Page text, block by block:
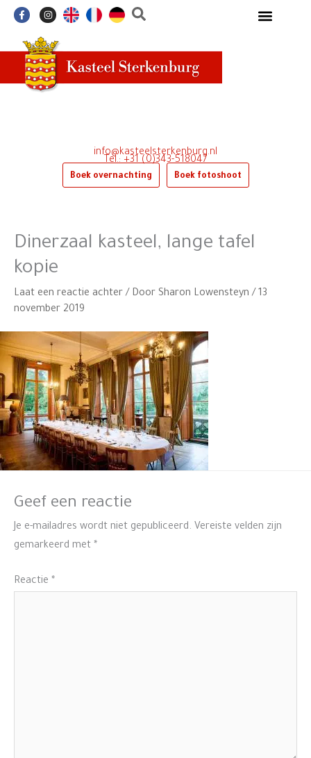
inhoud
F
a
b
o
o
k
-
I
n
a
g
r
a
m
Boek overnachting Boek fotoshoot
Tel.: +31 (0)343-518047
info@kasteelsterkenburg.nl
Dinerzaal kasteel, lange tafel
kopie
Laat een reactie achter / Door Sharon Lowensteyn / 13
november 2019
Geef een reactie
Je e-mailadres wordt niet gepubliceerd. Vereiste velden zijn
gemarkeerd met *
Reactie *